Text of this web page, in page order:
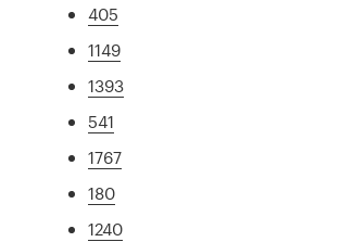
405
1149
1393
541
1767
180
1240